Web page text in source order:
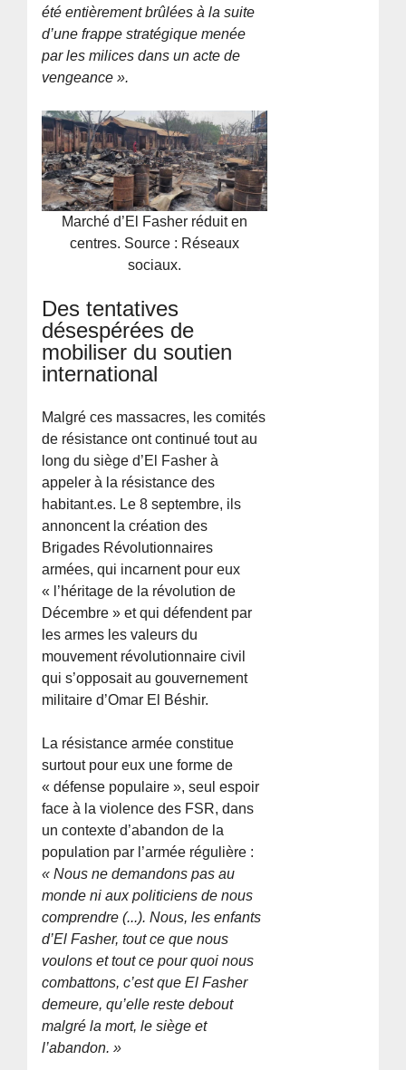
été entièrement brûlées à la suite
d’une frappe stratégique menée
par les milices dans un acte de
vengeance ».
Marché d’El Fasher réduit en
centres. Source : Réseaux
sociaux.
Des tentatives
désespérées de
mobiliser du soutien
international
Malgré ces massacres, les comités
de résistance ont continué tout au
long du siège d’El Fasher à
appeler à la résistance des
habitant.es. Le 8 septembre, ils
annoncent la création des
Brigades Révolutionnaires
armées, qui incarnent pour eux
« l’héritage de la révolution de
Décembre » et qui défendent par
les armes les valeurs du
mouvement révolutionnaire civil
qui s’opposait au gouvernement
militaire d’Omar El Béshir.
La résistance armée constitue
surtout pour eux une forme de
« défense populaire », seul espoir
face à la violence des FSR, dans
un contexte d’abandon de la
population par l’armée régulière :
« Nous ne demandons pas au
monde ni aux politiciens de nous
comprendre (...). Nous, les enfants
d’El Fasher, tout ce que nous
voulons et tout ce pour quoi nous
combattons, c’est que El Fasher
demeure, qu’elle reste debout
malgré la mort, le siège et
l’abandon. »